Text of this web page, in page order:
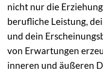
nicht nur die
berufliche Leistung,
und dein
von Erwartungen
inneren und äußeren